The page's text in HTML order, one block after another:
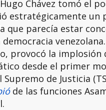
Chávez tomó el
estratégicamente un
que parecía estar
democracia
provocó la implosión
desde el primer
de Justicia
de las funciones